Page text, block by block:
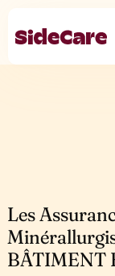
Les
BÂTIMENT